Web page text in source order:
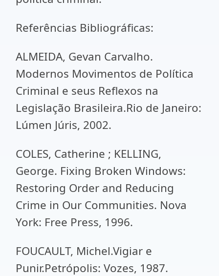
Referências Bibliográficas:
ALMEIDA, Gevan Carvalho.
Modernos Movimentos de Política
Criminal e seus Reflexos na
Legislação Brasileira.Rio de Janeiro:
Lúmen Júris, 2002.
COLES, Catherine ; KELLING,
George. Fixing Broken Windows:
Restoring Order and Reducing
Crime in Our Communities. Nova
York: Free Press, 1996.
FOUCAULT, Michel.Vigiar e
Punir.Petrópolis: Vozes, 1987.